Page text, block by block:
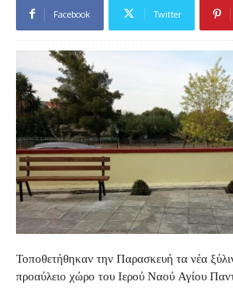
Facebook Twitter
Τοποθετήθηκαν την Παρασκευή τα νέα
προαύλειο χώρο του Ιερού Ναού Αγίου